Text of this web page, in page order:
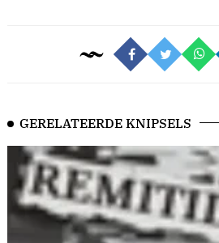
GERELATEERDE KNIPSELS